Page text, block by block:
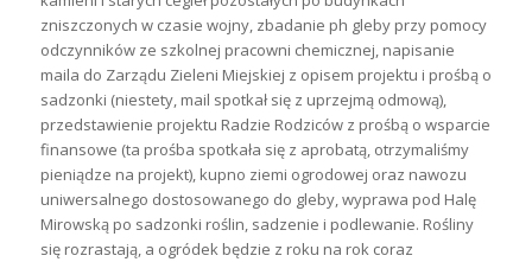
zniszczonych w czasie wojny, zbadanie ph gleby przy pomocy
odczynników ze szkolnej pracowni chemicznej, napisanie
maila do Zarządu Zieleni Miejskiej z opisem projektu i prośbą o
sadzonki (niestety, mail spotkał się z uprzejmą odmową),
przedstawienie projektu Radzie Rodziców z prośbą o wsparcie
finansowe (ta prośba spotkała się z aprobatą, otrzymaliśmy
pieniądze na projekt), kupno ziemi ogrodowej oraz nawozu
uniwersalnego dostosowanego do gleby, wyprawa pod Halę
Mirowską po sadzonki roślin, sadzenie i podlewanie. Rośliny
się rozrastają, a ogródek będzie z roku na rok coraz